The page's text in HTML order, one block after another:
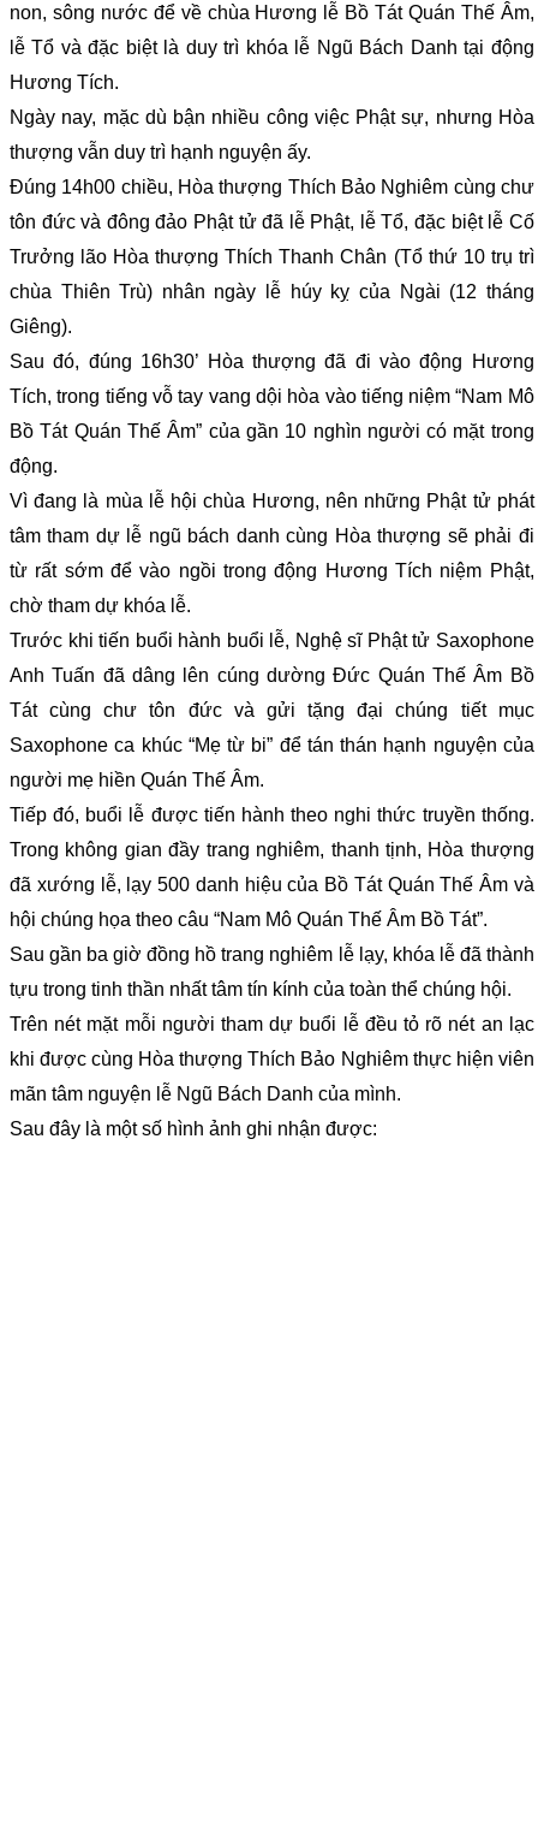
non, sông nước để về chùa Hương lễ Bồ Tát Quán Thế Âm,
lễ Tổ và đặc biệt là duy trì khóa lễ Ngũ Bách Danh tại động
Hương Tích.
Ngày nay, mặc dù bận nhiều công việc Phật sự, nhưng Hòa
thượng vẫn duy trì hạnh nguyện ấy.
Đúng 14h00 chiều, Hòa thượng Thích Bảo Nghiêm cùng chư
tôn đức và đông đảo Phật tử đã lễ Phật, lễ Tổ, đặc biệt lễ Cố
Trưởng lão Hòa thượng Thích Thanh Chân (Tổ thứ 10 trụ trì
chùa Thiên Trù) nhân ngày lễ húy kỵ của Ngài (12 tháng
Giêng).
Sau đó, đúng 16h30’ Hòa thượng đã đi vào động Hương
Tích, trong tiếng vỗ tay vang dội hòa vào tiếng niệm “Nam Mô
Bồ Tát Quán Thế Âm” của gần 10 nghìn người có mặt trong
động.
Vì đang là mùa lễ hội chùa Hương, nên những Phật tử phát
tâm tham dự lễ ngũ bách danh cùng Hòa thượng sẽ phải đi
từ rất sớm để vào ngồi trong động Hương Tích niệm Phật,
chờ tham dự khóa lễ.
Trước khi tiến buổi hành buổi lễ, Nghệ sĩ Phật tử Saxophone
Anh Tuấn đã dâng lên cúng dường Đức Quán Thế Âm Bồ
Tát cùng chư tôn đức và gửi tặng đại chúng tiết mục
Saxophone ca khúc “Mẹ từ bi” để tán thán hạnh nguyện của
người mẹ hiền Quán Thế Âm.
Tiếp đó, buổi lễ được tiến hành theo nghi thức truyền thống.
Trong không gian đầy trang nghiêm, thanh tịnh, Hòa thượng
đã xướng lễ, lạy 500 danh hiệu của Bồ Tát Quán Thế Âm và
hội chúng họa theo câu “Nam Mô Quán Thế Âm Bồ Tát”.
Sau gần ba giờ đồng hồ trang nghiêm lễ lạy, khóa lễ đã thành
tựu trong tinh thần nhất tâm tín kính của toàn thể chúng hội.
Trên nét mặt mỗi người tham dự buổi lễ đều tỏ rõ nét an lạc
khi được cùng Hòa thượng Thích Bảo Nghiêm thực hiện viên
mãn tâm nguyện lễ Ngũ Bách Danh của mình.
Sau đây là một số hình ảnh ghi nhận được: